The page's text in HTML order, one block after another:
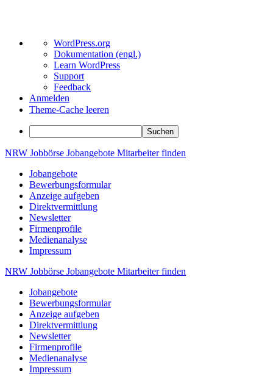
Über
WordPress
WordPress.org
Dokumentation (engl.)
Learn WordPress
Support
Feedback
Anmelden
Theme-Cache leeren
Suchen
Zum
springen
NRW Jobbörse Jobangebote Mitarbeiterfinden
Jobangebote
Bewerbungsformular
Anzeige aufgeben
Direktvermittlung
Newsletter
Firmenprofile
Medienanalyse
Impressum
NRW Jobbörse Jobangebote Mitarbeiterfinden
Jobangebote
Bewerbungsformular
Anzeige aufgeben
Direktvermittlung
Newsletter
Firmenprofile
Medienanalyse
Impressum